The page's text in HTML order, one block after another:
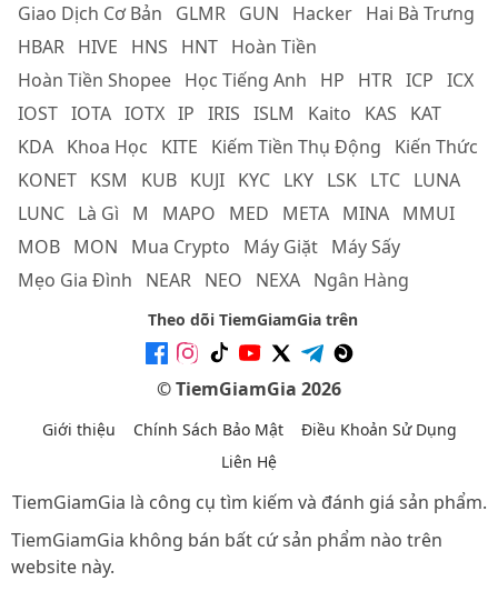
Giao Dịch Cơ Bản
GLMR GUN Hacker Hai Bà Trưng
HBAR HIVE HNS HNT Hoàn Tiền
Hoàn Tiền Shopee Học Tiếng Anh HP HTR ICP ICX
IOST IOTA IOTX IP IRIS ISLM Kaito KAS
KAT
KDA Khoa Học KITE Kiếm Tiền Thụ Động
Kiến Thức
KONET KSM KUB KUJI KYC LKY LSK LTC LUNA
LUNC Là Gì M MAPO MED META MINA MMUI
MOB MON Mua Crypto Máy Giặt Máy Sấy
Mẹo Gia Đình
NEAR NEO NEXA Ngân Hàng
Theo dõi TiemGiamGia trên
© TiemGiamGia 2026
Giới thiệu Chính Sách Bảo Mật
Điều Khoản Sử Dụng
Liên Hệ
TiemGiamGia là công cụ tìm kiếm và đánh giá sản phẩm.
TiemGiamGia không bán bất cứ sản phẩm nào trên
website này.